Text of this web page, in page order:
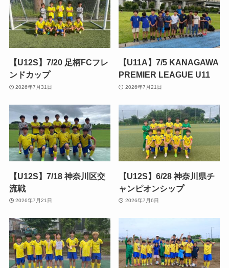
【U12S】7/20 足柄FCフレ
ンドカップ
2026年7月31日
【U11A】7/5 KANAGAWA
PREMIER LEAGUE U11
2026年7月21日
【U12S】7/18 神奈川区交
流戦
2026年7月21日
【U12S】6/28 神奈川県チ
ャンピオンシップ
2026年7月6日